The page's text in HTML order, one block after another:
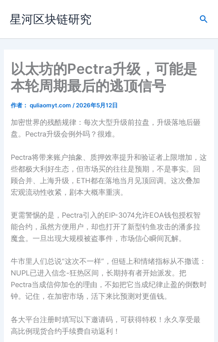
容
星河区块链研究
搜
以太坊的Pectra升级，可能是
本轮周期最后的逃顶信号
作者： quliaomyt.com /2026年5月12日
加密世界的残酷规律：每次大型升级前拉盘，升级落地后砸
盘。Pectra升级会例外吗？很难。
Pectra将带来账户抽象、质押效率提升和验证者上限增加，这
些都极大利好生态，但市场买的往往是预期，不是事实。回
顾合并、上海升级，ETH都在落地当月见顶回调。这次叠加
宏观流动性收紧，剧本大概率重演。
更需警惕的是，Pectra引入的EIP-3074允许EOA钱包授权智
能合约，虽然方便用户，却也打开了新型钓鱼攻击的潘多拉
魔盒。一旦出现大规模被盗事件，市场信心瞬间瓦解。
牛市里人们总说“这次不一样”，但链上和情绪指标从不撒谎：
NUPL已进入信念-狂热区间，长期持有者开始派发。把
Pectra当成信仰加仓的理由，不如把它当成纪律止盈的倒数时
钟。记住，在加密市场，活下来比预测对更值钱。
各大平台注册时填写以下邀请码，可获得特权！永久享受最
高比例现货合约手续费自动返利！